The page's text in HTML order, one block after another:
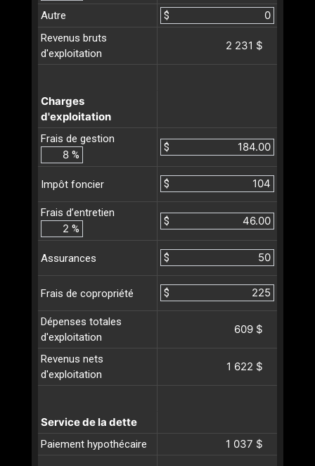
Autre
$
Revenus bruts
d'exploitation
2 231 $
Charges
d'exploitation
Frais de gestion
%
$
Impôt foncier $
Frais d’entretien
%
$
Assurances $
Frais de copropriété $
Dépenses totales
d'exploitation
609 $
Revenus nets
d'exploitation
1 622 $
Service de la dette
Paiement hypothécaire 1 037 $